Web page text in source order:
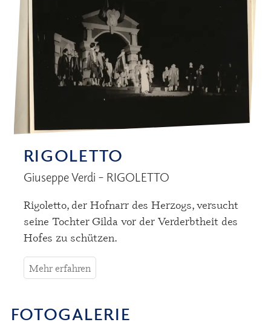
RIGOLETTO
Giuseppe Verdi – RIGOLETTO
Rigoletto, der Hofnarr des Herzogs, versucht
seine Tochter Gilda vor der Verderbtheit des
Hofes zu schützen.
Mehr erfahren
FOTOGALERIE